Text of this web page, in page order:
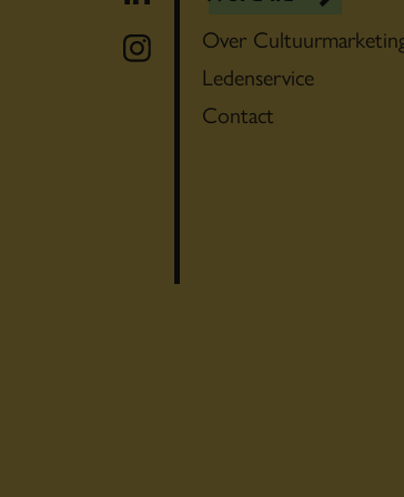
Over
Ledenservice
Contact